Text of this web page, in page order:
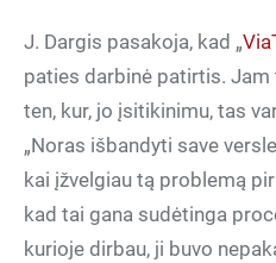
J. Dargis pasakoja, kad „
paties darbinė patirtis.
ten, kur, jo įsitikinimu, tas
„Noras išbandyti save
kai įžvelgiau tą problemą
kad tai gana sudėtinga
kurioje dirbau, ji buvo